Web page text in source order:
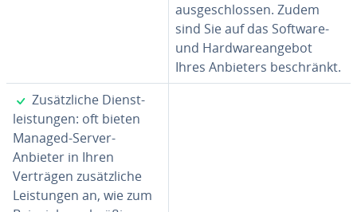
aus­ge­schlos­sen. Zudem
sind Sie auf das Software-
und Hard­ware­an­ge­bot
Ihres Anbieters be­schränkt.
✓
Zu­sätz­li­che Dienst­
leis­tun­gen: oft bieten
Managed-Server-
Anbieter in Ihren
Verträgen zu­sätz­li­che
Leis­tun­gen an, wie zum